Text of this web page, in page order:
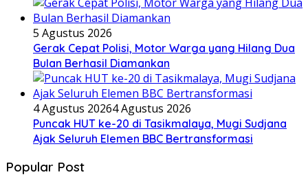
5 Agustus 2026
Gerak Cepat Polisi, Motor Warga yang Hilang Dua
Bulan Berhasil Diamankan
4 Agustus 20264 Agustus 2026
Puncak HUT ke-20 di Tasikmalaya, Mugi Sudjana
Ajak Seluruh Elemen BBC Bertransformasi
Popular Post